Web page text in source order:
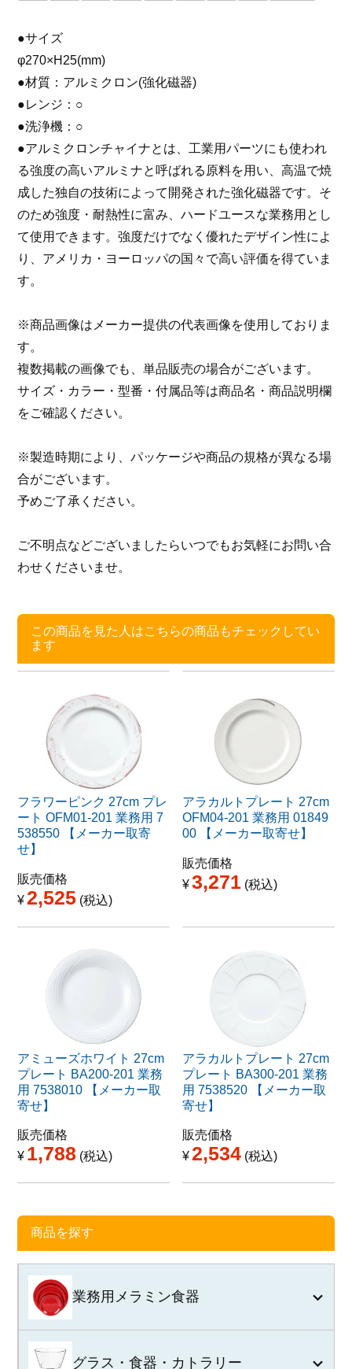
●サイズ
φ270×H25(mm)
●材質：アルミクロン(強化磁器)
●レンジ：○
●洗浄機：○
●アルミクロンチャイナとは、工業用パーツにも使われ
る強度の高いアルミナと呼ばれる原料を用い、高温で焼
成した独自の技術によって開発された強化磁器です。そ
のため強度・耐熱性に富み、ハードユースな業務用とし
て使用できます。強度だけでなく優れたデザイン性によ
り、アメリカ・ヨーロッパの国々で高い評価を得ていま
す。
※商品画像はメーカー提供の代表画像を使用しておりま
す。
複数掲載の画像でも、単品販売の場合がございます。
サイズ・カラー・型番・付属品等は商品名・商品説明欄
をご確認ください。
※製造時期により、パッケージや商品の規格が異なる場
合がございます。
予めご了承ください。
ご不明点などございましたらいつでもお気軽にお問い合
わせくださいませ。
この商品を見た人はこちらの商品もチェックしてい
ます
フラワーピンク 27cm プレ
ート OFM01-201 業務用 7
538550 【メーカー取寄
せ】
販売価格
¥2,525 税込
アラカルトプレート 27cm
OFM04-201 業務用 01849
00 【メーカー取寄せ】
販売価格
¥3,271 税込
アミューズホワイト 27cm
プレート BA200-201 業務
用 7538010 【メーカー取
寄せ】
販売価格
¥ 1,788 税込
アラカルトプレート 27cm
プレート BA300-201 業務
用 7538520 【メーカー取
寄せ】
販売価格
¥2,534 税込
商品を探す
業務用メラミン食器
グラス・食器・カトラリー